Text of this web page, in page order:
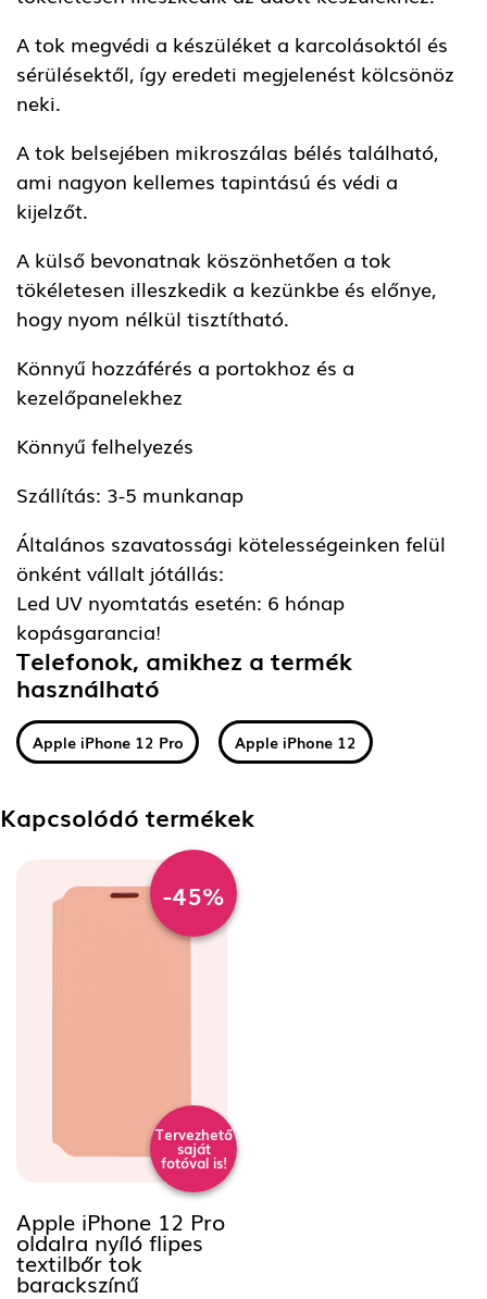
A tok megvédi a készüléket a karcolásoktól és
sérülésektől, így eredeti megjelenést kölcsönöz
neki.
A tok belsejében mikroszálas bélés található,
ami nagyon kellemes tapintású és védi a
kijelzőt.
A külső bevonatnak köszönhetően a tok
tökéletesen illeszkedik a kezünkbe és előnye,
hogy nyom nélkül tisztítható.
Könnyű hozzáférés a portokhoz és a
kezelőpanelekhez
Könnyű felhelyezés
Szállítás: 3-5 munkanap
Általános szavatossági kötelességeinken felül
önként vállalt jótállás:
Led UV nyomtatás esetén: 6 hónap
kopásgarancia!
Telefonok, amikhez a termék
használható
Apple iPhone 12 Pro Apple iPhone 12
Kapcsolódó termékek
-45%
Tervezhető
saját
fotóval is!
Apple iPhone 12 Pro
oldalra nyíló flipes
textilbőr tok
barackszínű